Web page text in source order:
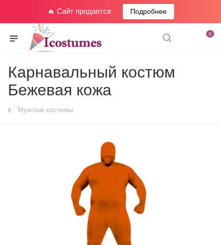
🔥 Сайт продается Подробнее
0
Карнавальный костюм
Бежевая кожа
Мужские костюмы